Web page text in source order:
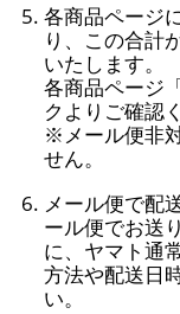
各商品ページ
り、この合計
いたします。
各商品ページ
クよりご確認
※メール便非
せん。
メール便で配
ール便でお送
に、ヤマト通
方法や配送日
い。